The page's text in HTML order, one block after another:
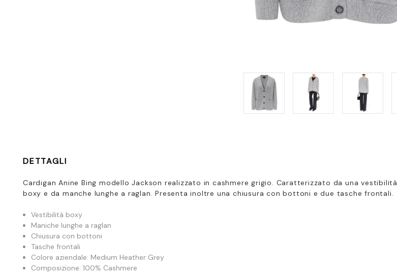
DETTAGLI
Cardigan Anine Bing modello Jackson realizzato in cashmere grigio. Caratterizzato da una vestibilità
boxy e da manche lunghe a raglan. Presenta inoltre una chiusura con bottoni e due tasche frontali.
Vestibilità boxy
Maniche lunghe a raglan
Chiusura con bottoni
Tasche frontali
Colore aziendale: Medium Heather Grey
Composizione: 100% Cashmere